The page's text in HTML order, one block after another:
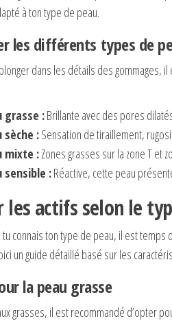
à ton type de peau.
les différents types de
dans les détails des
grasse :Brillante avec des pores
sèche :Sensation de tiraillement,
mixte :Zones grasses sur la zone T et
sensible :Réactive, cette peau
les actifs selon le
tu connais ton type de peau, il est
un guide détaillé basé sur les
la peau grasse
grasses, il est recommandé d’opter